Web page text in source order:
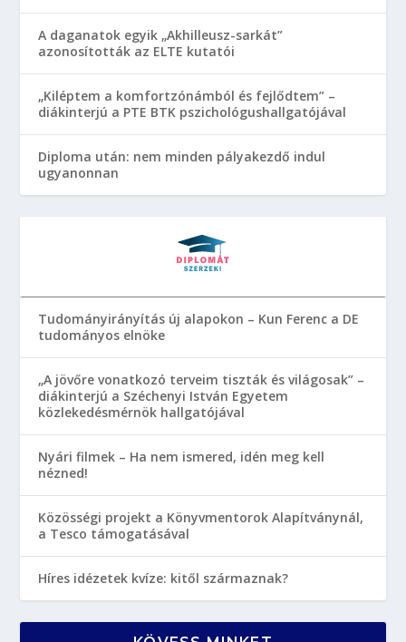
A daganatok egyik „Akhilleusz-sarkát”
azonosították az ELTE kutatói
„Kiléptem a komfortzónámból és fejlődtem” –
diákinterjú a PTE BTK pszichológushallgatójával
Diploma után: nem minden pályakezdő indul
ugyanonnan
Tudományirányítás új alapokon – Kun Ferenc a DE
tudományos elnöke
„A jövőre vonatkozó terveim tiszták és világosak” –
diákinterjú a Széchenyi István Egyetem
közlekedésmérnök hallgatójával
Nyári filmek – Ha nem ismered, idén meg kell
nézned!
Közösségi projekt a Könyvmentorok Alapítványnál,
a Tesco támogatásával
Híres idézetek kvíze: kitől származnak?